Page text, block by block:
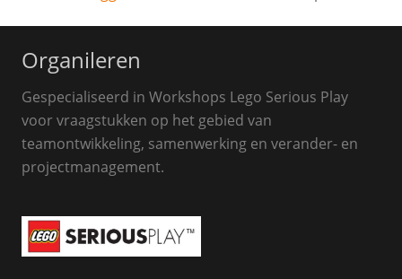
Organileren
Gespecialiseerd in Workshops Lego Serious Play
voor vraagstukken op het gebied van
teamontwikkeling, samenwerking en verander- en
projectmanagement.